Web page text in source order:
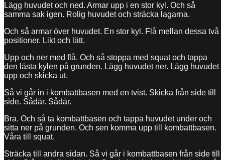
Lägg huvudet och ned. Armar upp i en stor kyl. Och så
samma sak igen. Rolig huvudet och sträcka lagarna.
Och så armar över huvudet. En stor kyl. Flå mellan dessa två
positioner. Likt och lätt.
Upp och ner med flå. Och så stoppa med squat och tappa
den lästa kylen på grunden. Lägg huvudet ner. Lägg huvudet
upp och skicka ut.
Så vi går in i kombattbasen med en tvist. Skicka från side till
side. Sådär. Sådär.
Bra. Och så ta kombattbasen och tappa huvudet under och
sitta ner på grunden. Och sen komma upp till kombattbasen.
Våra till squat.
Sträcka till andra sidan. Så vi går i kombattbasen från side till